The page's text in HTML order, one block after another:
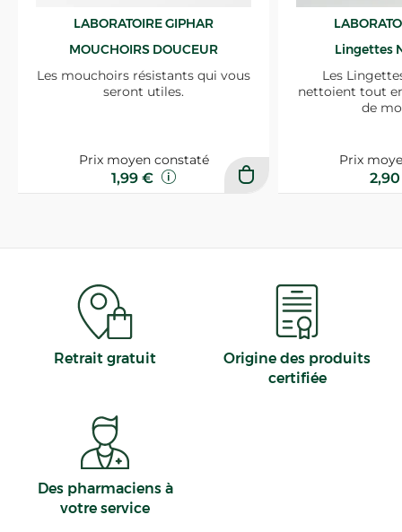
LABORATOIRE GIPHAR
MOUCHOIRS DOUCEUR
Les mouchoirs résistants qui vous
seront utiles.
Prix moyen constaté
1,99 €
Lingettes
Les
nettoient tout
de
Prix
Retrait gratuit
Origine des produits
certifiée
Des pharmaciens à
votre service